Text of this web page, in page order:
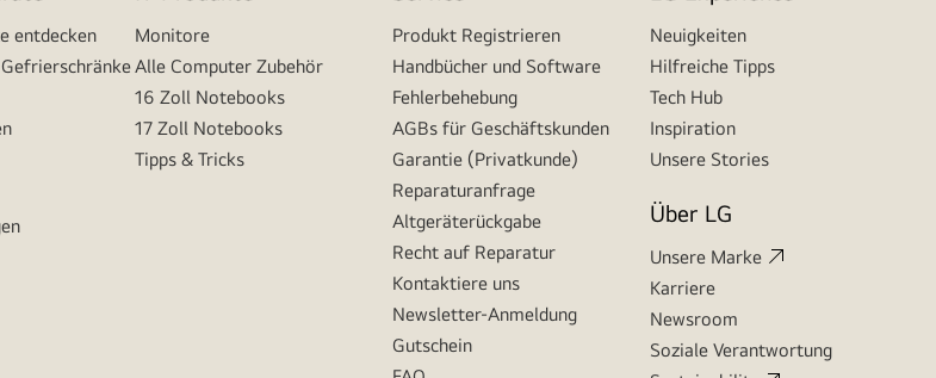
entdecken
Monitore
Alle Computer Zubehör
16 Zoll Notebooks
17 Zoll Notebooks
Tipps & Tricks
Produkt Registrieren
Handbücher und Software
Fehlerbehebung
AGBs für Geschäftskunden
Garantie (Privatkunde)
Reparaturanfrage
Altgeräterückgabe
Recht auf Reparatur
Kontaktiere uns
Newsletter-Anmeldung
Gutschein
Neuigkeiten
Hilfreiche Tipps
Tech Hub
Inspiration
Unsere Stories
Über LG
Unsere Marke
Karriere
Newsroom
Soziale Verantwortung